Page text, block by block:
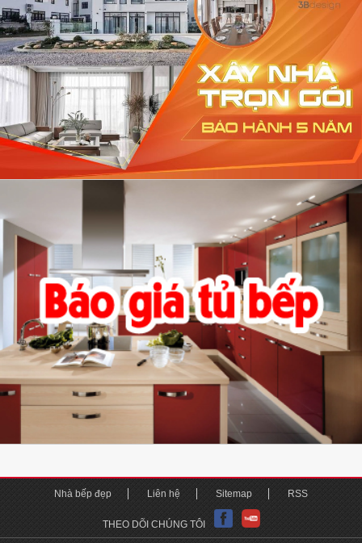
Nhà bếp đẹp Liên hệ Sitemap RSS
THEO DÕI CHÚNG TÔI